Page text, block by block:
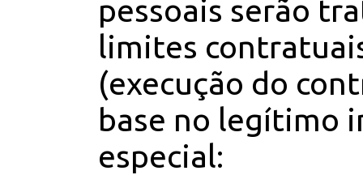
pessoais serão
limites
(execução do
base no legítimo
especial: